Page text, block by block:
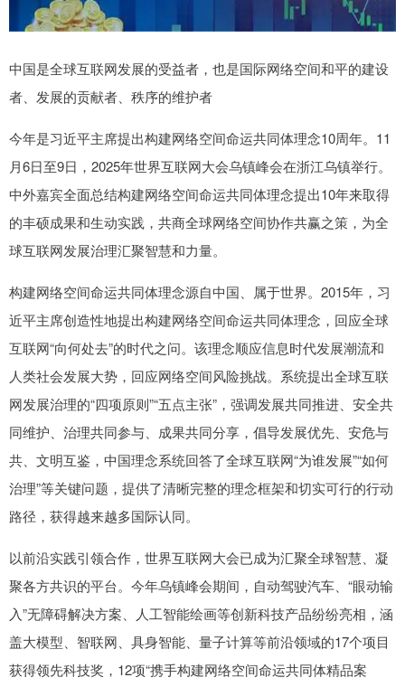
中国是全球互联网发展的受益者，也是国际网络空间和平的建设
者、发展的贡献者、秩序的维护者
今年是习近平主席提出构建网络空间命运共同体理念10周年。11
月6日至9日，2025年世界互联网大会乌镇峰会在浙江乌镇举行。
中外嘉宾全面总结构建网络空间命运共同体理念提出10年来取得
的丰硕成果和生动实践，共商全球网络空间协作共赢之策，为全
球互联网发展治理汇聚智慧和力量。
构建网络空间命运共同体理念源自中国、属于世界。2015年，习
近平主席创造性地提出构建网络空间命运共同体理念，回应全球
互联网“向何处去”的时代之问。该理念顺应信息时代发展潮流和
人类社会发展大势，回应网络空间风险挑战。系统提出全球互联
网发展治理的“四项原则”“五点主张”，强调发展共同推进、安全共
同维护、治理共同参与、成果共同分享，倡导发展优先、安危与
共、文明互鉴，中国理念系统回答了全球互联网“为谁发展”“如何
治理”等关键问题，提供了清晰完整的理念框架和切实可行的行动
路径，获得越来越多国际认同。
以前沿实践引领合作，世界互联网大会已成为汇聚全球智慧、凝
聚各方共识的平台。今年乌镇峰会期间，自动驾驶汽车、“眼动输
入”无障碍解决方案、人工智能绘画等创新科技产品纷纷亮相，涵
盖大模型、智联网、具身智能、量子计算等前沿领域的17个项目
获得领先科技奖，12项“携手构建网络空间命运共同体精品案